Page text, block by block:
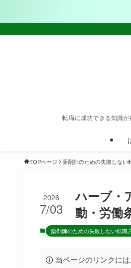
転職に成功できる知識
TOPページ 薬剤師のための失敗しない
ハーブ・
動・労働
2026
7/03
薬剤師のための失敗しない転職
当ページのリンクに